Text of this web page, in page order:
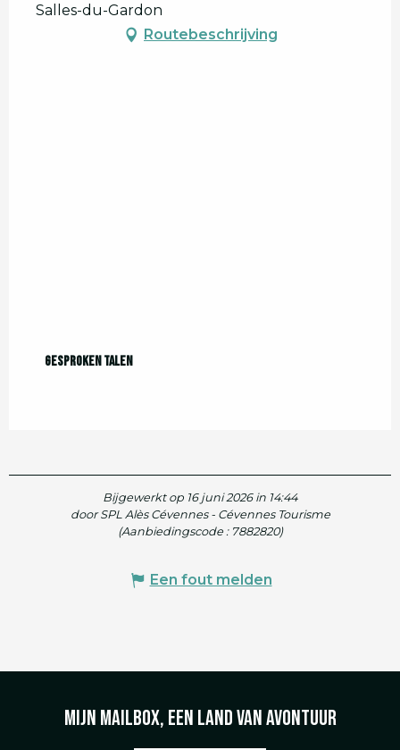
Salles-du-Gardon
Routebeschrijving
Gesproken talen
Gesproken talen
Bijgewerkt op 16 juni 2026 in 14:44
door SPL Alès Cévennes - Cévennes Tourisme
(Aanbiedingscode : 7882820)
Een fout melden
Mijn mailbox, een land van avontuur